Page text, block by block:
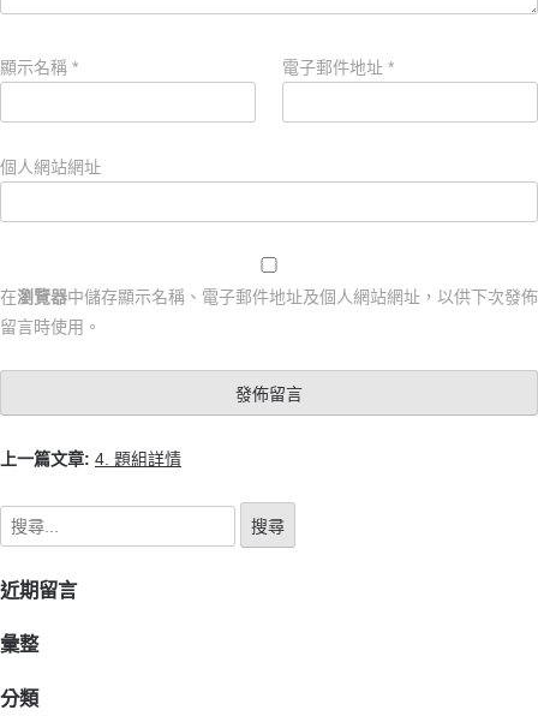
顯示名稱 * 電子郵件地址*
個人網站網址
在瀏覽器中儲存顯示名稱、電子郵件地址及個人網站網址，以供下次發佈
留言時使用。
上一篇文章: 4. 題組詳情
近期留言
彙整
分類